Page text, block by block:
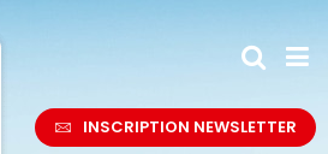
INSCRIPTION NEWSLETTER